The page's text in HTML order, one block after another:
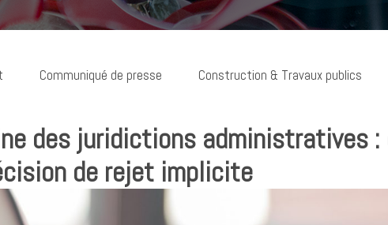
Communiqué de presse Construction & Travaux publics
des juridictions administratives :
de rejet implicite